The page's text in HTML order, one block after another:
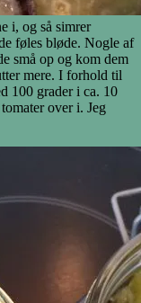
i, og så simrer
føles bløde. Nogle af
små op og kom dem
mere. I forhold til
100 grader i ca. 10
over i. Jeg